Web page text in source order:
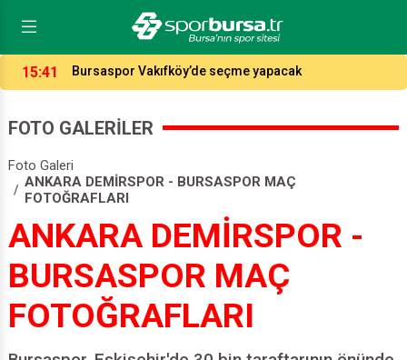
14:04
Potada fikstür çekildi, işte Bursaspor ve Tofaş’ın
FOTO GALERİLER
Foto Galeri
ANKARA DEMİRSPOR - BURSASPOR MAÇ
ANKARA DEMİRSPOR -
BURSASPOR MAÇ
FOTOĞRAFLARI